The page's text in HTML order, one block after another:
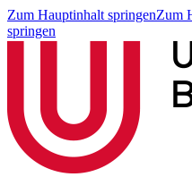
Zum Hauptinhalt springenZum
springen